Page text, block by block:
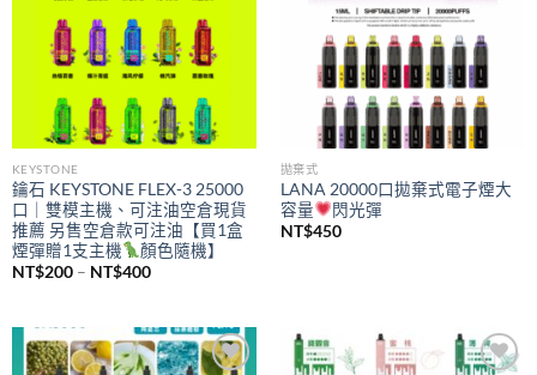
KEYSTONE
鑰石 KEYSTONE FLEX-3 25000
口｜雙模主機、可注油空倉現貨
推薦 另售空倉款可注油【買1盒
煙彈贈1支主機
顏色隨機】
NT$200 – NT$400價
NT$200
到
NT$400
拋棄式
LANA 20000口拋棄式電子煙大
容量
閃光彈
NT$450